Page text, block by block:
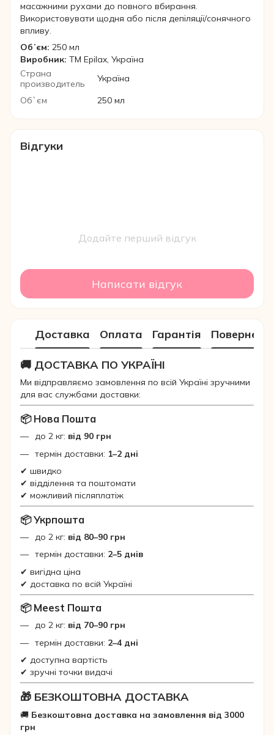
масажними рухами до повного вбирання.
Використовувати щодня або після депіляції/сонячного
впливу.
Обʼєм: 250 мл
Виробник: ТМ Epilax, Україна
Страна
производитель
Україна
Об`єм
250 мл
Відгуки
Додайте перший відгук
Написати відгук
Доставка Оплата Гарантія
🚚 ДОСТАВКА ПО УКРАЇНІ
Ми відправляємо замовлення по всій Україні зручними
для вас службами доставки:
📦 Нова Пошта
до 2 кг: від 90 грн
термін доставки: 1–2 дні
✔ швидко
✔ відділення та поштомати
✔ можливий післяплатіж
📦 Укрпошта
до 2 кг: від 80–90 грн
термін доставки: 2–5 днів
✔ вигідна ціна
✔ доставка по всій Україні
📦 Meest Пошта
до 2 кг: від 70–90 грн
термін доставки: 2–4 дні
✔ доступна вартість
✔ зручні точки видачі
🎁 БЕЗКОШТОВНА ДОСТАВКА
🚚 Безкоштовна доставка на замовлення від 3000
грн